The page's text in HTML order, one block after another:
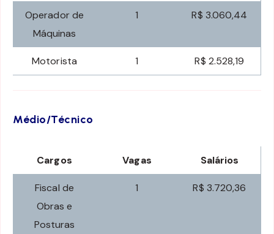
Operador de
Máquinas
1 R$ 3.060,44
Motorista 1 R$ 2.528,19
Médio/Técnico
Cargos Vagas Salários
Fiscal de
Obras e
Posturas
1 R$ 3.720,36